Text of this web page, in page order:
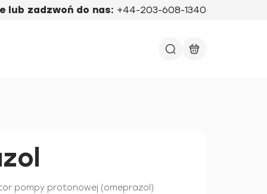
lub zadzwoń do nas: +44-203-608-1340
pompy protonowej (omeprazol)